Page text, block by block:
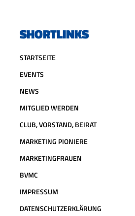
SHORTLINKS
STARTSEITE
EVENTS
NEWS
MITGLIED WERDEN
CLUB, VORSTAND, BEIRAT
MARKETING PIONIERE
MARKETINGFRAUEN
BVMC
IMPRESSUM
DATENSCHUTZERKLÄRUNG